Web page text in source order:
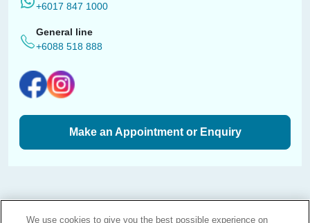
+6017 847 1000
General line
+6088 518 888
Make an Appointment or Enquiry
We use cookies to give you the best possible experience on